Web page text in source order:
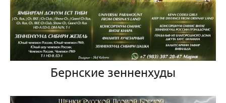
Бернские зенненхуды